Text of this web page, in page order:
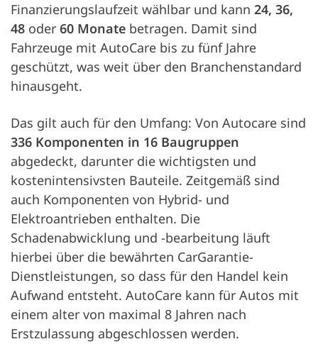
Finanzierungslaufzeit wählbar und kann 24, 36,
48 oder 60 Monate betragen. Damit sind
Fahrzeuge mit AutoCare bis zu fünf Jahre
geschützt, was weit über den Branchenstandard
hinausgeht.
Das gilt auch für den Umfang: Von Autocare sind
336 Komponenten in 16 Baugruppen
abgedeckt, darunter die wichtigsten und
kostenintensivsten Bauteile. Zeitgemäß sind
auch Komponenten von Hybrid- und
Elektroantrieben enthalten. Die
Schadenabwicklung und -bearbeitung läuft
hierbei über die bewährten CarGarantie-
Dienstleistungen, so dass für den Handel kein
Aufwand entsteht. AutoCare kann für Autos mit
einem alter von maximal 8 Jahren nach
Erstzulassung abgeschlossen werden.